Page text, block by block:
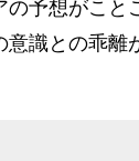
の予想がこと
意識との乖離